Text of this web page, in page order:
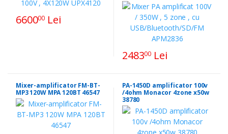
660000 Lei
248300 Lei
Mixer-amplificator FM-BT-
MP3 120W MPA 120BT 46547
PA-1450D amplificator 100v
/4ohm Monacor 4zone x50w
38780